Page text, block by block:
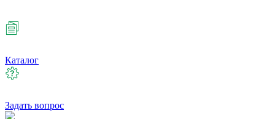
Каталог
Задать вопрос